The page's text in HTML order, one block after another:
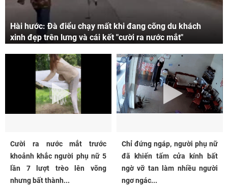
Hài hước: Đà điểu chạy mất khi đang cõng du khách
xinh đẹp trên lưng và cái kết "cười ra nước mắt"
Cười ra nước mắt trước
khoảnh khắc người phụ nữ 5
lần 7 lượt trèo lên võng
nhưng bất thành...
Chỉ đứng ngáp, người phụ nữ
đã khiến tấm cửa kính bất
ngờ vỡ tan làm nhiều người
ngơ ngác...